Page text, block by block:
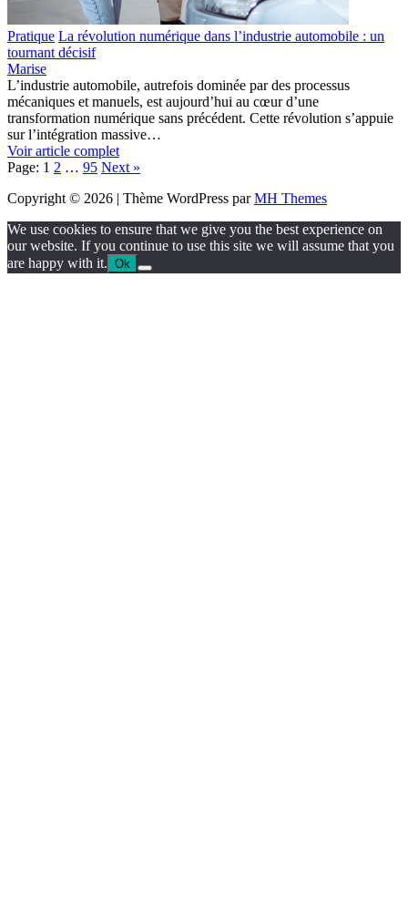
Pratique La révolution numérique dans l’industrie automobile : un
tournant décisif
Marise
L’industrie automobile, autrefois dominée par des processus
mécaniques et manuels, est aujourd’hui au cœur d’une
transformation numérique sans précédent. Cette révolution s’appuie
sur l’intégration massive…
Voir article complet
Page: 1 2 … 95 Next »
Copyright © 2026 | Thème WordPress parMH Themes
We use cookies to ensure that we give you the best experience on
our website. If you continue to use this site we will assume that you
are happy with it. Ok